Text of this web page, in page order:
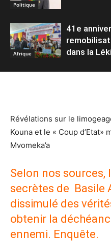
Politique
Afrique
41e
dans la
Révélations sur le
Kouna et le « Coup d’Etat»
Mvomeka’a
Selon nos
secrètes de Basile
dissimulé des
obtenir la
ennemi. Enquête.